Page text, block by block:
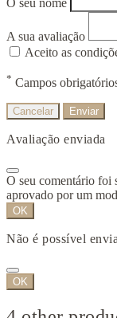
O seu nome
A sua avaliação
Aceito as
* Campos
Cancelar Enviar
Avaliação enviada
O seu comentário foi
aprovado por um
OK
Não é possível
OK